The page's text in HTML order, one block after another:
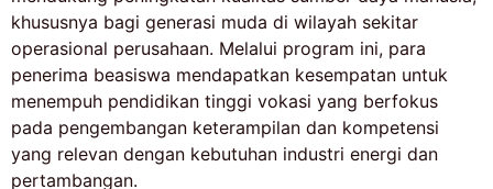
khususnya bagi generasi muda di wilayah sekitar
operasional perusahaan. Melalui program ini, para
penerima beasiswa mendapatkan kesempatan untuk
menempuh pendidikan tinggi vokasi yang berfokus
pada pengembangan keterampilan dan kompetensi
yang relevan dengan kebutuhan industri energi dan
pertambangan.